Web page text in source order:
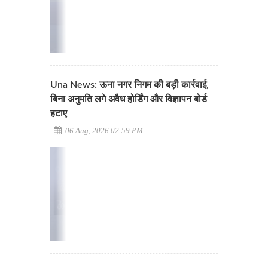
Una News: ऊना नगर निगम की बड़ी कार्रवाई,
बिना अनुमति लगे अवैध होर्डिंग और विज्ञापन बोर्ड
हटाए
06 Aug, 2026 02:59 PM